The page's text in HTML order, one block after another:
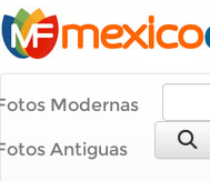
Modernas
Antiguas